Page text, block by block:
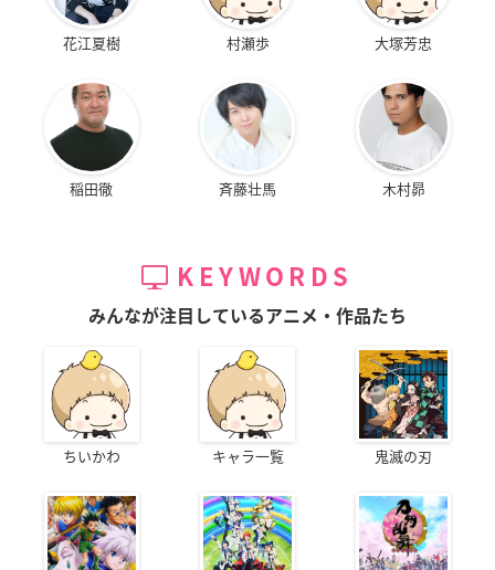
花江夏樹 村瀬歩 大塚芳忠
稲田徹 斉藤壮馬 木村昴
KEYWORDS
みんなが注目しているアニメ・作品たち
ちいかわ キャラ一覧 鬼滅の刃